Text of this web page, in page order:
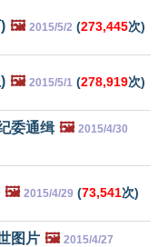
🖼️ 2015/5/2 (273,445次)
🖼️ 2015/5/1 (278,919次)
委通缉 🖼️ 2015/4/30
🖼️ 2015/4/29 (73,541次)
图片 🖼️ 2015/4/27